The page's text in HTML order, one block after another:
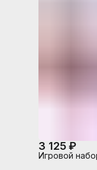
3 125 ₽
Игровой